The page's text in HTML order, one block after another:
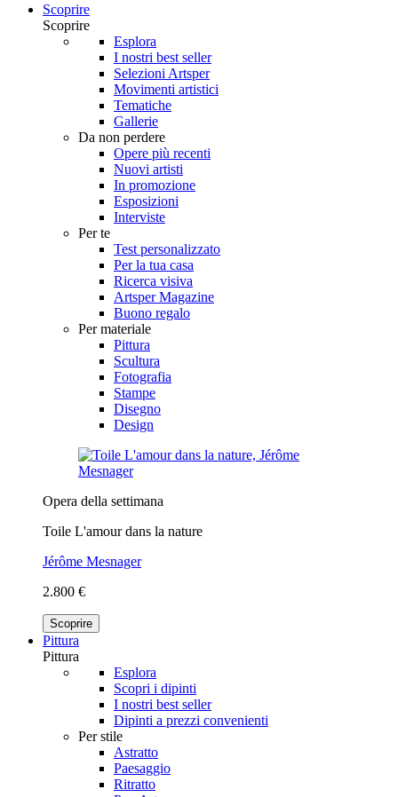
Scoprire
Scoprire
Esplora
I nostri best seller
Selezioni Artsper
Movimenti artistici
Tematiche
Gallerie
Da non perdere
Opere più recenti
Nuovi artisti
In promozione
Esposizioni
Interviste
Per te
Test personalizzato
Per la tua casa
Ricerca visiva
Artsper Magazine
Buono regalo
Per materiale
Pittura
Scultura
Fotografia
Stampe
Disegno
Design
Opera della settimana
Toile L'amour dans la nature
Jérôme Mesnager
2.800 €
Scoprire
Pittura
Pittura
Esplora
Scopri i dipinti
I nostri best seller
Dipinti a prezzi convenienti
Per stile
Astratto
Paesaggio
Ritratto